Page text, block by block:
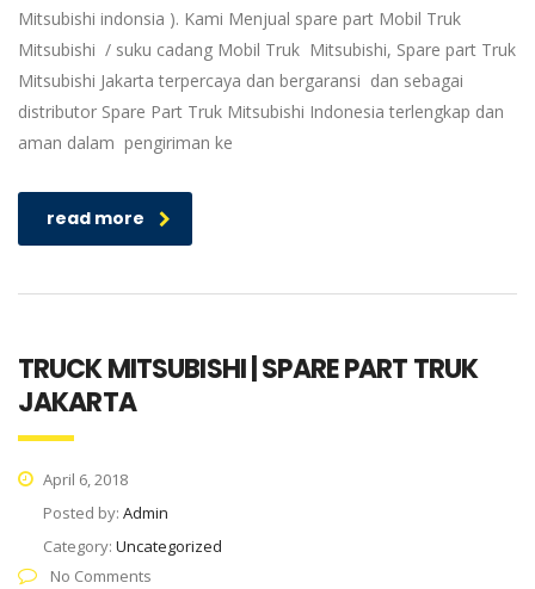
Mitsubishi indonsia ). Kami Menjual spare part Mobil Truk
Mitsubishi / suku cadang Mobil Truk Mitsubishi, Spare part Truk
Mitsubishi Jakarta terpercaya dan bergaransi dan sebagai
distributor Spare Part Truk Mitsubishi Indonesia terlengkap dan
aman dalam pengiriman ke
read more
TRUCK MITSUBISHI | SPARE PART TRUK
JAKARTA
April 6, 2018
Posted by: Admin
Category: Uncategorized
No Comments